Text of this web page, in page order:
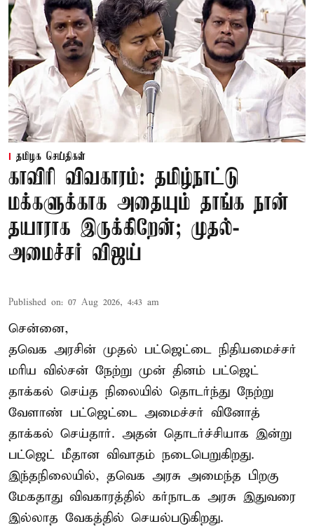
தமிழக செய்திகள்
காவிரி விவகாரம்: தமிழ்நாட்டு
மக்களுக்காக அதையும் தாங்க நான்
தயாராக இருக்கிறேன்; முதல்-
அமைச்சர் விஜய்
Published on: 07 Aug 2026, 4:43 am
சென்னை,
தவெக அரசின் முதல் பட்ஜெட்டை நிதியமைச்சர்
மரிய வில்சன் நேற்று முன் தினம் பட்ஜெட்
தாக்கல் செய்த நிலையில் தொடர்ந்து நேற்று
வேளாண் பட்ஜெட்டை அமைச்சர் வினோத்
தாக்கல் செய்தார். அதன் தொடர்ச்சியாக இன்று
பட்ஜெட் மீதான விவாதம் நடைபெறுகிறது.
இந்தநிலையில், தவெக அரசு அமைந்த பிறகு
மேகதாது விவகாரத்தில் கர்நாடக அரசு இதுவரை
இல்லாத வேகத்தில் செயல்படுகிறது.